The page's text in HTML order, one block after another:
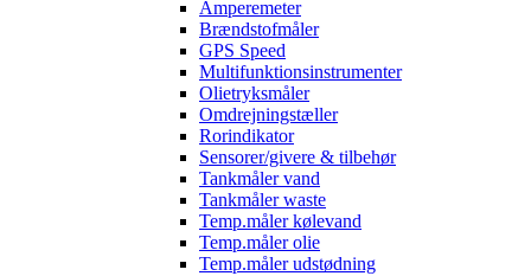
Amperemeter
Brændstofmåler
GPS Speed
Multifunktionsinstrumenter
Olietryksmåler
Omdrejningstæller
Rorindikator
Sensorer/givere & tilbehør
Tankmåler vand
Tankmåler waste
Temp.måler kølevand
Temp.måler olie
Temp.måler udstødning